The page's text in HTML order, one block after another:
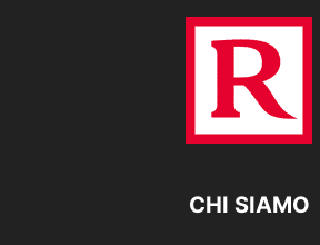
CHI SIAMO